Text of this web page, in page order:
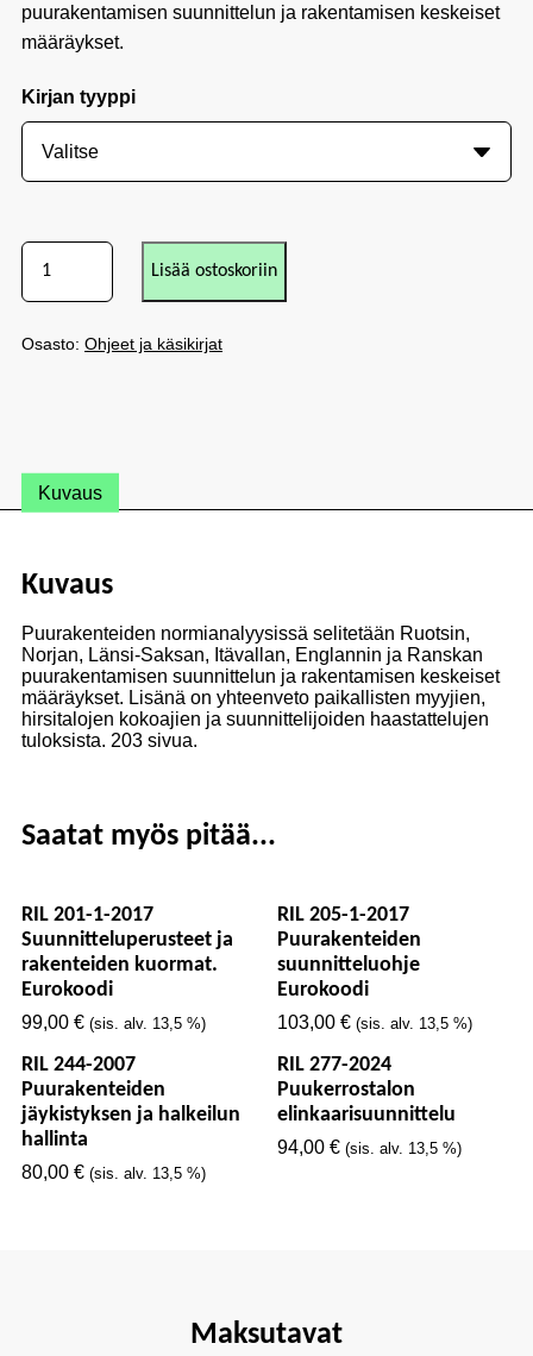
puurakentamisen suunnittelun ja rakentamisen keskeiset
määräykset.
Kirjan tyyppi
Lisää ostoskoriin
Osasto: Ohjeet ja käsikirjat
Kuvaus
Kuvaus
Puurakenteiden normianalyysissä selitetään Ruotsin,
Norjan, Länsi-Saksan, Itävallan, Englannin ja Ranskan
puurakentamisen suunnittelun ja rakentamisen keskeiset
määräykset. Lisänä on yhteenveto paikallisten myyjien,
hirsitalojen kokoajien ja suunnittelijoiden haastattelujen
tuloksista. 203 sivua.
Saatat myös pitää...
RIL 201-1-2017
Suunnitteluperusteet ja
rakenteiden kuormat.
Eurokoodi
99,00 € (sis. alv. 13,5 %)
RIL 205-1-2017
Puurakenteiden
suunnitteluohje
Eurokoodi
103,00 € (sis. alv. 13,5 %)
RIL 244-2007
Puurakenteiden
jäykistyksen ja halkeilun
hallinta
80,00 € (sis. alv. 13,5 %)
RIL 277-2024
Puukerrostalon
elinkaarisuunnittelu
94,00 € (sis. alv. 13,5 %)
Maksutavat